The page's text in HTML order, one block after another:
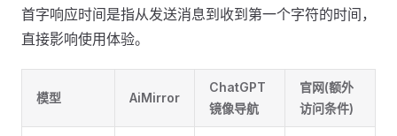
首字响应时间是指从发送消息到收到第一个字符的时间，
直接影响使用体验。
模型 AiMirror
ChatGPT
镜像导航
官网(额外
访问条件)